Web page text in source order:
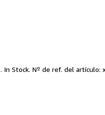
In Stock. Nº de ref. del artículo: